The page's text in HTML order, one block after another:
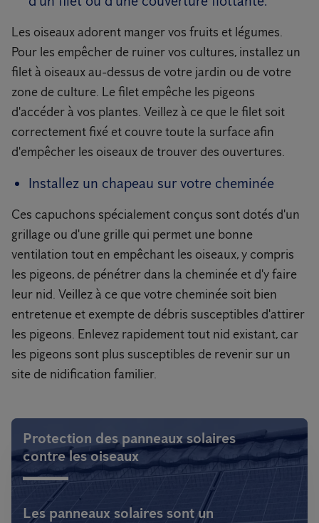
Les oiseaux adorent manger vos fruits et légumes.
Pour les empêcher de ruiner vos cultures, installez un
filet à oiseaux au-dessus de votre jardin ou de votre
zone de culture. Le filet empêche les pigeons
d'accéder à vos plantes. Veillez à ce que le filet soit
correctement fixé et couvre toute la surface afin
d'empêcher les oiseaux de trouver des ouvertures.
Installez un chapeau sur votre cheminée
Ces capuchons spécialement conçus sont dotés d'un
grillage ou d'une grille qui permet une bonne
ventilation tout en empêchant les oiseaux, y compris
les pigeons, de pénétrer dans la cheminée et d'y faire
leur nid. Veillez à ce que votre cheminée soit bien
entretenue et exempte de débris susceptibles d'attirer
les pigeons. Enlevez rapidement tout nid existant, car
les pigeons sont plus susceptibles de revenir sur un
site de nidification familier.
Protection des panneaux solaires
contre les oiseaux
Les panneaux solaires sont un